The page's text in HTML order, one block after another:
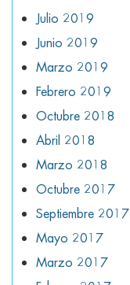
Julio 2019
Junio 2019
Marzo 2019
Febrero 2019
Octubre 2018
Abril 2018
Marzo 2018
Octubre 2017
Septiembre 2017
Mayo 2017
Marzo 2017